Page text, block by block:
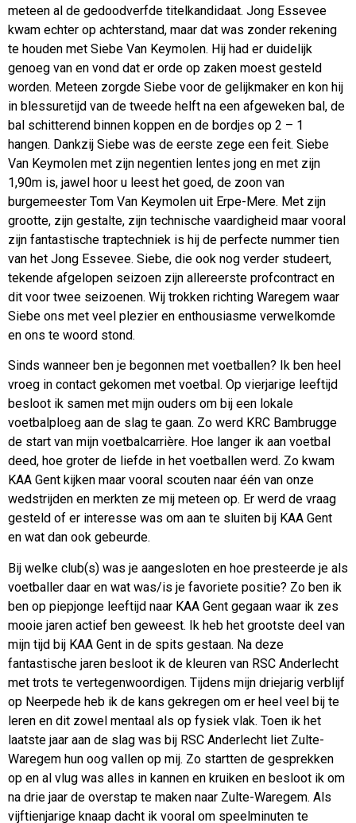
meteen al de gedoodverfde titelkandidaat. Jong Essevee
kwam echter op achterstand, maar dat was zonder rekening
te houden met Siebe Van Keymolen. Hij had er duidelijk
genoeg van en vond dat er orde op zaken moest gesteld
worden. Meteen zorgde Siebe voor de gelijkmaker en kon hij
in blessuretijd van de tweede helft na een afgeweken bal, de
bal schitterend binnen koppen en de bordjes op 2 – 1
hangen. Dankzij Siebe was de eerste zege een feit. Siebe
Van Keymolen met zijn negentien lentes jong en met zijn
1,90m is, jawel hoor u leest het goed, de zoon van
burgemeester Tom Van Keymolen uit Erpe-Mere. Met zijn
grootte, zijn gestalte, zijn technische vaardigheid maar vooral
zijn fantastische traptechniek is hij de perfecte nummer tien
van het Jong Essevee. Siebe, die ook nog verder studeert,
tekende afgelopen seizoen zijn allereerste profcontract en
dit voor twee seizoenen. Wij trokken richting Waregem waar
Siebe ons met veel plezier en enthousiasme verwelkomde
en ons te woord stond.
Sinds wanneer ben je begonnen met voetballen? Ik ben heel
vroeg in contact gekomen met voetbal. Op vierjarige leeftijd
besloot ik samen met mijn ouders om bij een lokale
voetbalploeg aan de slag te gaan. Zo werd KRC Bambrugge
de start van mijn voetbalcarrière. Hoe langer ik aan voetbal
deed, hoe groter de liefde in het voetballen werd. Zo kwam
KAA Gent kijken maar vooral scouten naar één van onze
wedstrijden en merkten ze mij meteen op. Er werd de vraag
gesteld of er interesse was om aan te sluiten bij KAA Gent
en wat dan ook gebeurde.
Bij welke club(s) was je aangesloten en hoe presteerde je als
voetballer daar en wat was/is je favoriete positie? Zo ben ik
ben op piepjonge leeftijd naar KAA Gent gegaan waar ik zes
mooie jaren actief ben geweest. Ik heb het grootste deel van
mijn tijd bij KAA Gent in de spits gestaan. Na deze
fantastische jaren besloot ik de kleuren van RSC Anderlecht
met trots te vertegenwoordigen. Tijdens mijn driejarig verblijf
op Neerpede heb ik de kans gekregen om er heel veel bij te
leren en dit zowel mentaal als op fysiek vlak. Toen ik het
laatste jaar aan de slag was bij RSC Anderlecht liet Zulte-
Waregem hun oog vallen op mij. Zo startten de gesprekken
op en al vlug was alles in kannen en kruiken en besloot ik om
na drie jaar de overstap te maken naar Zulte-Waregem. Als
vijftienjarige knaap dacht ik vooral om speelminuten te